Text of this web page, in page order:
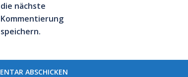
die nächste
Kommentierung
speichern.